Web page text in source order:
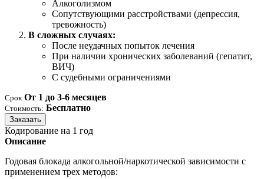
Алкоголизмом
Сопутствующими расстройствами (депрессия,
тревожность)
В сложных случаях:
После неудачных попыток лечения
При наличии хронических заболеваний (гепатит,
ВИЧ)
С судебными ограничениями
Срок От 1 до 3-6 месяцев
Стоимость: Бесплатно
Заказать
Кодирование на 1 год
Описание
Годовая блокада алкогольной/наркотической зависимости с
применением трех методов: